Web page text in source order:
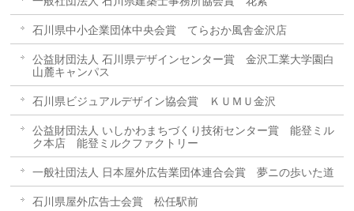
石川県中小企業団体中央会賞 てらおか風舎金沢店
公益財団法人 石川県デザインセンター賞 金沢工業大学園白
山麓キャンパス
石川県ビジュアルデザイン協会賞 ＫＵＭＵ金沢
公益財団法人 いしかわまちづくり技術センター賞 能登ミル
ク本店 能登ミルクファクトリー
一般社団法人 日本屋外広告業団体連合会賞 夢ニの歩いた道
石川県屋外広告士会賞 松任駅前